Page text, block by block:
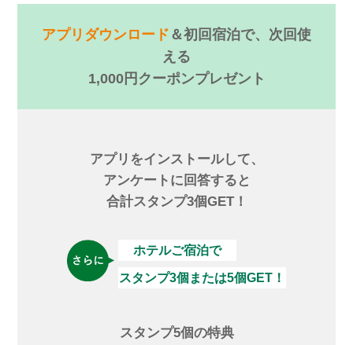
アプリダウンロード ＆初回宿泊で、次回使
える
1,000円クーポンプレゼント
アプリをインストールして、
アンケートに回答すると
合計スタンプ3個GET！
ホテルご宿泊で
スタンプ3個または5個GET！
スタンプ5個の特典